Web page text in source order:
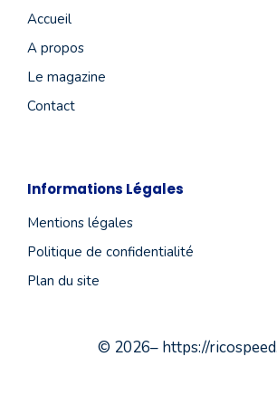
Accueil
A propos
Le magazine
Contact
Informations Légales
Mentions légales
Politique de confidentialité
Plan du site
© 2026– https://